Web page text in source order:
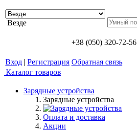
Везде
+38 (050) 320-72-56
Вход | Регистрация Обратная связь
Каталог товаров
Зарядные устройства
Зарядные устройства
Оплата и доставка
Акции